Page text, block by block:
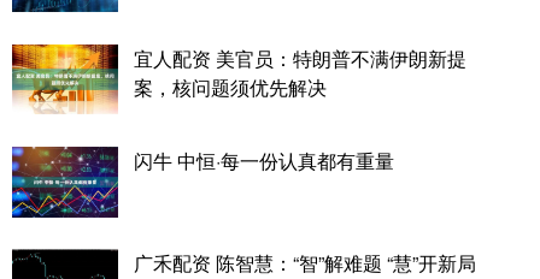
宜人配资 美官员：特朗普不满伊朗新提
案，核问题须优先解决
闪牛 中恒·每一份认真都有重量
广禾配资 陈智慧：“智”解难题 “慧”开新局